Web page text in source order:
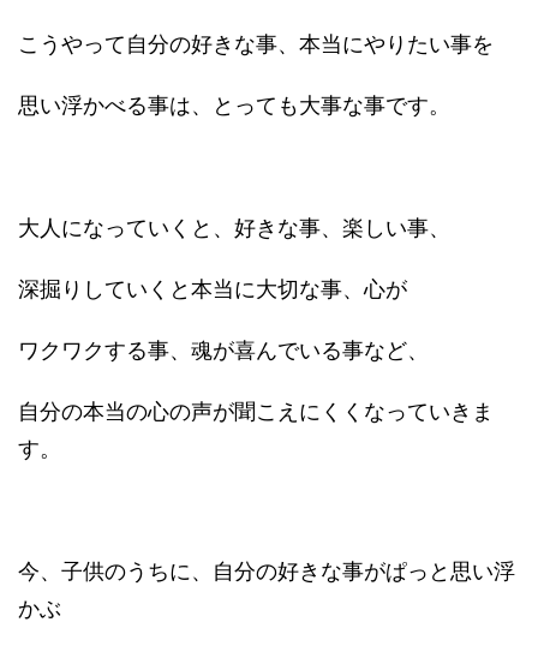
こうやって自分の好きな事、本当にやりたい事を
思い浮かべる事は、とっても大事な事です。
大人になっていくと、好きな事、楽しい事、
深掘りしていくと本当に大切な事、心が
ワクワクする事、魂が喜んでいる事など、
自分の本当の心の声が聞こえにくくなっていきま
す。
今、子供のうちに、自分の好きな事がぱっと思い浮
かぶ